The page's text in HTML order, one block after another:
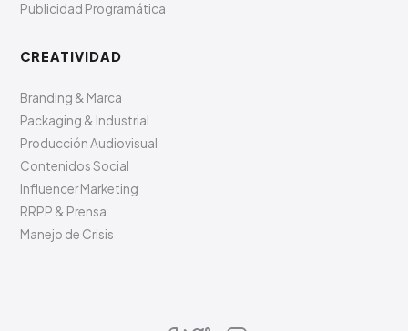
Publicidad Programática
CREATIVIDAD
Branding & Marca
Packaging & Industrial
Producción Audiovisual
Contenidos Social
Influencer Marketing
RRPP & Prensa
Manejo de Crisis